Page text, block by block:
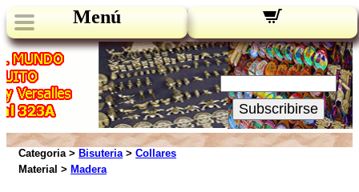
Menú
Novedades:
Su Email:
Subscribirse
Categoria > Bisuteria> Collares
Material > Madera